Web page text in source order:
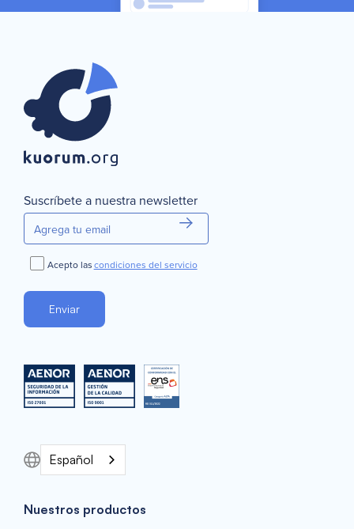
Suscríbete a nuestra newsletter
Acepto lascondiciones del servicio
Español
Nuestros productos